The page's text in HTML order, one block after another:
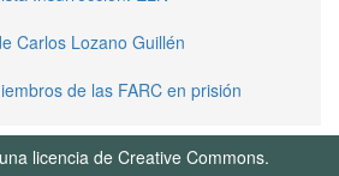
Carlos Lozano Guillén
de las FARC en prisión
licencia de Creative Commons.